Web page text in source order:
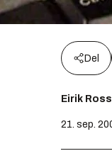
Del
Eirik
21. sep.